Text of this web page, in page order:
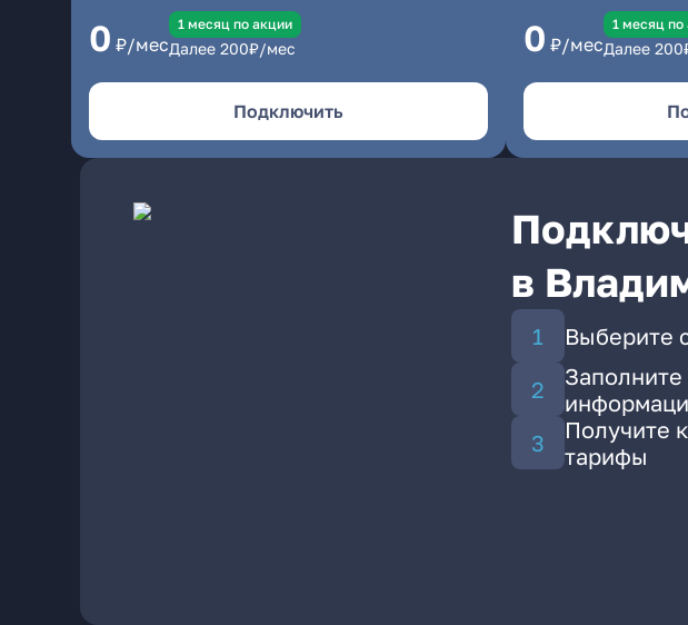
0 ₽/мес
1 месяц по акции
Далее 200₽/мес
Подключить
0 ₽/мес
1 месяц по
Далее 200
в
Выберите
Получите
тарифы